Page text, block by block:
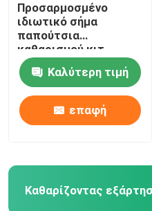
Προσαρμοσμένο
ιδιωτικό σήμα
παπούτσια
καθαρισμού κιτ
Sneaker καθαριστικό
σπρέι Suede Care Kit
για Sneakerhead
Καλύτερη τιμή
επαφή
Καθαρίζοντας